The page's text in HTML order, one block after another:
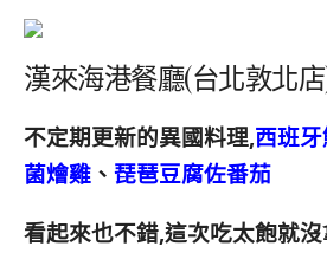
漢來海港餐廳(台北敦北
不定期更新的異國料理,西班
菌燴雞 、 琵琶豆腐佐番茄
看起來也不錯,這次吃太飽就